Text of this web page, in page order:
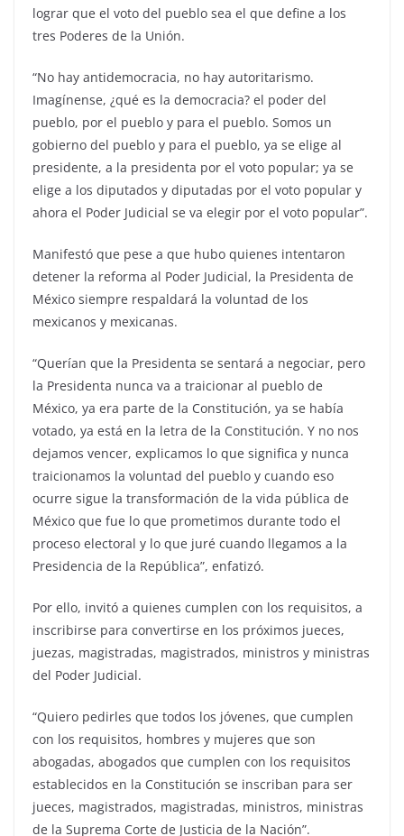
lograr que el voto del pueblo sea el que define a los
tres Poderes de la Unión.
“No hay antidemocracia, no hay autoritarismo.
Imagínense, ¿qué es la democracia? el poder del
pueblo, por el pueblo y para el pueblo. Somos un
gobierno del pueblo y para el pueblo, ya se elige al
presidente, a la presidenta por el voto popular; ya se
elige a los diputados y diputadas por el voto popular y
ahora el Poder Judicial se va elegir por el voto popular”.
Manifestó que pese a que hubo quienes intentaron
detener la reforma al Poder Judicial, la Presidenta de
México siempre respaldará la voluntad de los
mexicanos y mexicanas.
“Querían que la Presidenta se sentará a negociar, pero
la Presidenta nunca va a traicionar al pueblo de
México, ya era parte de la Constitución, ya se había
votado, ya está en la letra de la Constitución. Y no nos
dejamos vencer, explicamos lo que significa y nunca
traicionamos la voluntad del pueblo y cuando eso
ocurre sigue la transformación de la vida pública de
México que fue lo que prometimos durante todo el
proceso electoral y lo que juré cuando llegamos a la
Presidencia de la República”, enfatizó.
Por ello, invitó a quienes cumplen con los requisitos, a
inscribirse para convertirse en los próximos jueces,
juezas, magistradas, magistrados, ministros y ministras
del Poder Judicial.
“Quiero pedirles que todos los jóvenes, que cumplen
con los requisitos, hombres y mujeres que son
abogadas, abogados que cumplen con los requisitos
establecidos en la Constitución se inscriban para ser
jueces, magistrados, magistradas, ministros, ministras
de la Suprema Corte de Justicia de la Nación”.